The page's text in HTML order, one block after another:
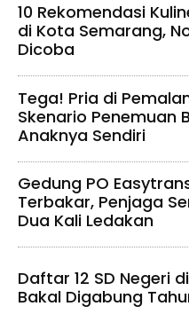
10 Rekomendasi
di Kota Semarang,
Dicoba
Tega! Pria di
Skenario Penemuan
Anaknya Sendiri
Gedung PO
Terbakar, Penjaga
Dua Kali Ledakan
Daftar 12 SD Negeri
Bakal Digabung